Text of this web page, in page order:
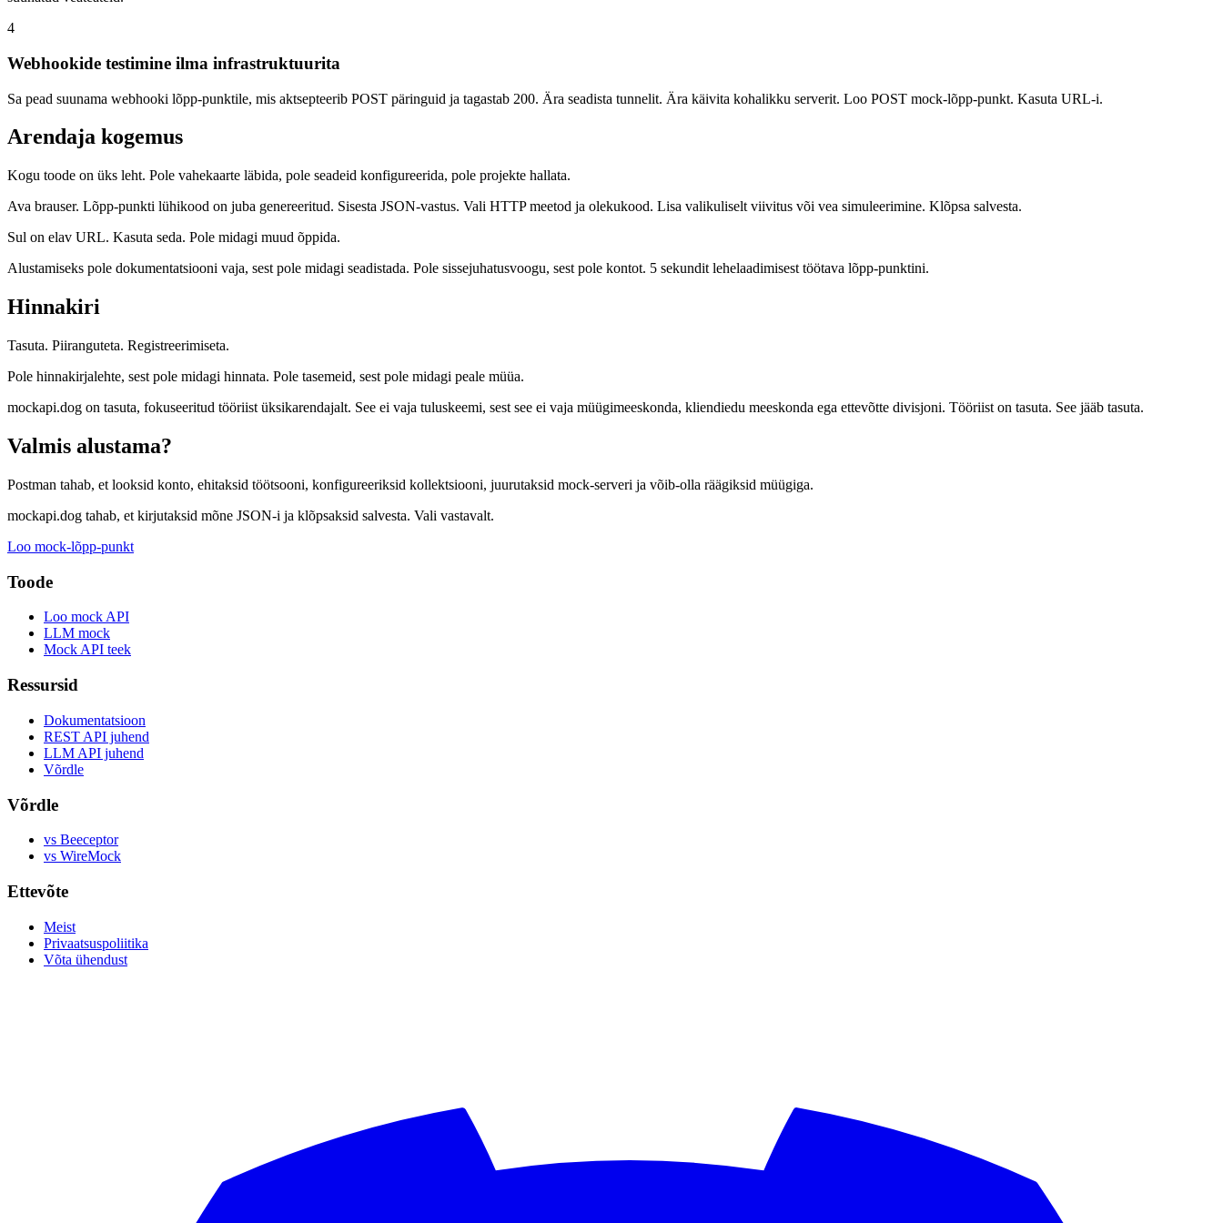
4
Webhookide testimine ilma infrastruktuurita
Sa pead suunama webhooki lõpp-punktile, mis aktsepteerib POST päringuid ja tagastab 200. Ära seadista tunnelit. Ära käivita kohalikku serverit. Loo POST mock-lõpp-punkt. Kasuta URL-i.
Arendaja kogemus
Kogu toode on üks leht. Pole vahekaarte läbida, pole seadeid konfigureerida, pole projekte hallata.
Ava brauser. Lõpp-punkti lühikood on juba genereeritud. Sisesta JSON-vastus. Vali HTTP meetod ja olekukood. Lisa valikuliselt viivitus või vea simuleerimine. Klõpsa salvesta.
Sul on elav URL. Kasuta seda. Pole midagi muud õppida.
Alustamiseks pole dokumentatsiooni vaja, sest pole midagi seadistada. Pole sissejuhatusvoogu, sest pole kontot. 5 sekundit lehelaadimisest töötava lõpp-punktini.
Hinnakiri
Tasuta. Piiranguteta. Registreerimiseta.
Pole hinnakirjalehte, sest pole midagi hinnata. Pole tasemeid, sest pole midagi peale müüa.
mockapi.dog on tasuta, fokuseeritud tööriist üksikarendajalt. See ei vaja tuluskeemi, sest see ei vaja müügimeeskonda, kliendiedu meeskonda ega ettevõtte divisjoni. Tööriist on tasuta. See jääb tasuta.
Valmis alustama?
Postman tahab, et looksid konto, ehitaksid töötsooni, konfigureeriksid kollektsiooni, juurutaksid mock-serveri ja võib-olla räägiksid müügiga.
mockapi.dog tahab, et kirjutaksid mõne JSON-i ja klõpsaksid salvesta. Vali vastavalt.
Loo mock-lõpp-punkt
Toode
Loo mock API
LLM mock
Mock API teek
Ressursid
Dokumentatsioon
REST API juhend
LLM API juhend
Võrdle
Võrdle
vs Beeceptor
vs WireMock
Ettevõte
Meist
Privaatsuspoliitika
Võta ühendust